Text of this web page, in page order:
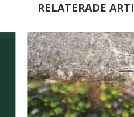
RELATERADE